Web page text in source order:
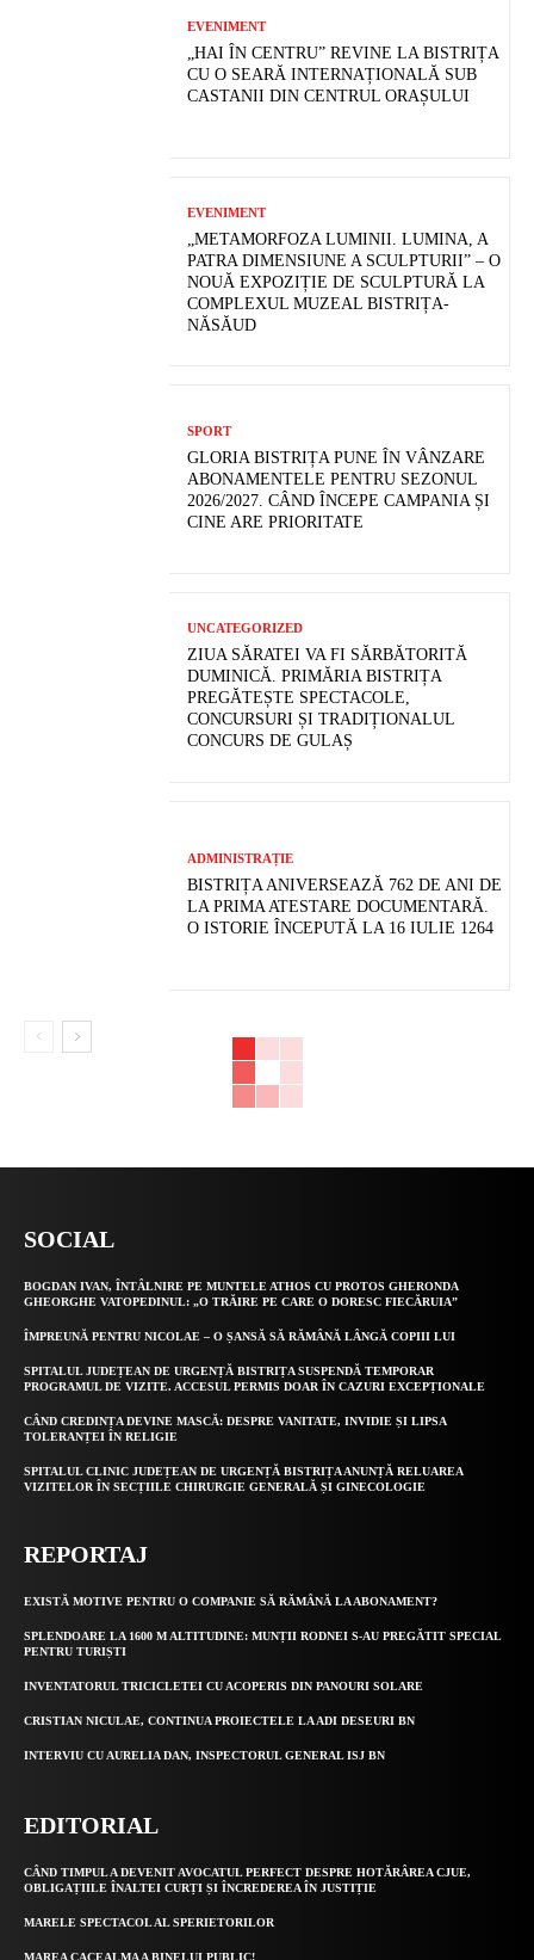
EVENIMENT
„HAI ÎN CENTRU” REVINE LA BISTRIȚA
CU O SEARĂ INTERNAȚIONALĂ SUB
CASTANII DIN CENTRUL ORAȘULUI
EVENIMENT
„METAMORFOZA LUMINII. LUMINA, A
PATRA DIMENSIUNE A SCULPTURII” – O
NOUĂ EXPOZIȚIE DE SCULPTURĂ LA
COMPLEXUL MUZEAL BISTRIȚA-
NĂSĂUD
SPORT
GLORIA BISTRIȚA PUNE ÎN VÂNZARE
ABONAMENTELE PENTRU SEZONUL
2026/2027. CÂND ÎNCEPE CAMPANIA ȘI
CINE ARE PRIORITATE
UNCATEGORIZED
ZIUA SĂRATEI VA FI SĂRBĂTORITĂ
DUMINICĂ. PRIMĂRIA BISTRIȚA
PREGĂTEȘTE SPECTACOLE,
CONCURSURI ȘI TRADIȚIONALUL
CONCURS DE GULAȘ
ADMINISTRAȚIE
BISTRIȚA ANIVERSEAZĂ 762 DE ANI DE
LA PRIMA ATESTARE DOCUMENTARĂ.
O ISTORIE ÎNCEPUTĂ LA 16 IULIE 1264
SOCIAL
BOGDAN IVAN, ÎNTÂLNIRE PE MUNTELE ATHOS CU PROTOS GHERONDA
GHEORGHE VATOPEDINUL: „O TRĂIRE PE CARE O DORESC FIECĂRUIA”
ÎMPREUNĂ PENTRU NICOLAE – O ȘANSĂ SĂ RĂMÂNĂ LÂNGĂ COPIII LUI
SPITALUL JUDEȚEAN DE URGENȚĂ BISTRIȚA SUSPENDĂ TEMPORAR
PROGRAMUL DE VIZITE. ACCESUL PERMIS DOAR ÎN CAZURI EXCEPȚIONALE
CÂND CREDINȚA DEVINE MASCĂ: DESPRE VANITATE, INVIDIE ȘI LIPSA
TOLERANȚEI ÎN RELIGIE
SPITALUL CLINIC JUDEȚEAN DE URGENȚĂ BISTRIȚA ANUNȚĂ RELUAREA
VIZITELOR ÎN SECȚIILE CHIRURGIE GENERALĂ ȘI GINECOLOGIE
REPORTAJ
EXISTĂ MOTIVE PENTRU O COMPANIE SĂ RĂMÂNĂ LA ABONAMENT?
SPLENDOARE LA 1600 M ALTITUDINE: MUNȚII RODNEI S-AU PREGĂTIT SPECIAL
PENTRU TURIȘTI
INVENTATORUL TRICICLETEI CU ACOPERIS DIN PANOURI SOLARE
CRISTIAN NICULAE, CONTINUA PROIECTELE LA ADI DESEURI BN
INTERVIU CU AURELIA DAN, INSPECTORUL GENERAL ISJ BN
EDITORIAL
CÂND TIMPUL A DEVENIT AVOCATUL PERFECT DESPRE HOTĂRÂREA CJUE,
OBLIGAȚIILE ÎNALTEI CURȚI ȘI ÎNCREDEREA ÎN JUSTIȚIE
MARELE SPECTACOL AL SPERIETORILOR
MAREA CACEALMA A BINELUI PUBLIC!